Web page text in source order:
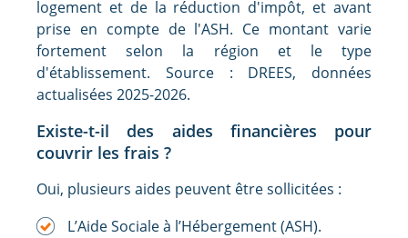
logement et de la réduction d'impôt, et avant
prise en compte de l'ASH. Ce montant varie
fortement selon la région et le type
d'établissement. Source : DREES, données
actualisées 2025-2026.
Existe-t-il des aides financières pour
couvrir les frais ?
Oui, plusieurs aides peuvent être sollicitées :
L’Aide Sociale à l’Hébergement (ASH).